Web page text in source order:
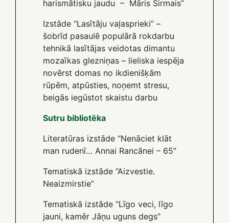
harismātisku jaudu – Māris Sirmais”
Izstāde “Lasītāju vaļasprieki” –
šobrīd pasaulē populārā rokdarbu
tehnikā lasītājas veidotas dimantu
mozaīkas glezniņas – lieliska iespēja
novērst domas no ikdienišķām
rūpēm, atpūsties, noņemt stresu,
beigās iegūstot skaistu darbu
Sutru bibliotēka
Literatūras izstāde “Nenāciet klāt
man rudenī… Annai Rancānei – 65”
Tematiskā izstāde “Aizvestie.
Neaizmirstie”
Tematiskā izstāde “Līgo veci, līgo
jauni, kamēr Jāņu uguns degs”